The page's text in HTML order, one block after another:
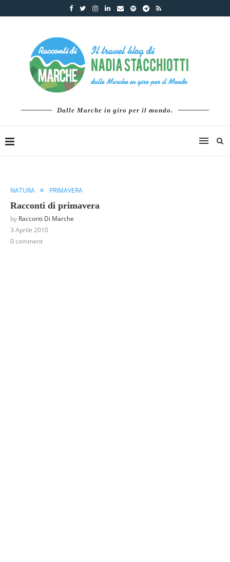
Dalle Marche in giro per il mondo.
NATURA PRIMAVERA
Racconti di primavera
by Racconti Di Marche
3 Aprile 2010
0 comment